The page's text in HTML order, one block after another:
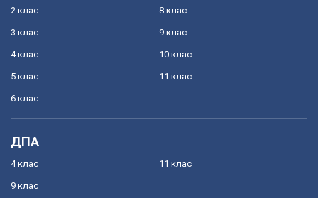
2 клас
3 клас
4 клас
5 клас
6 клас
8 клас
9 клас
10 клас
11 клас
ДПА
4 клас
9 клас
11 клас